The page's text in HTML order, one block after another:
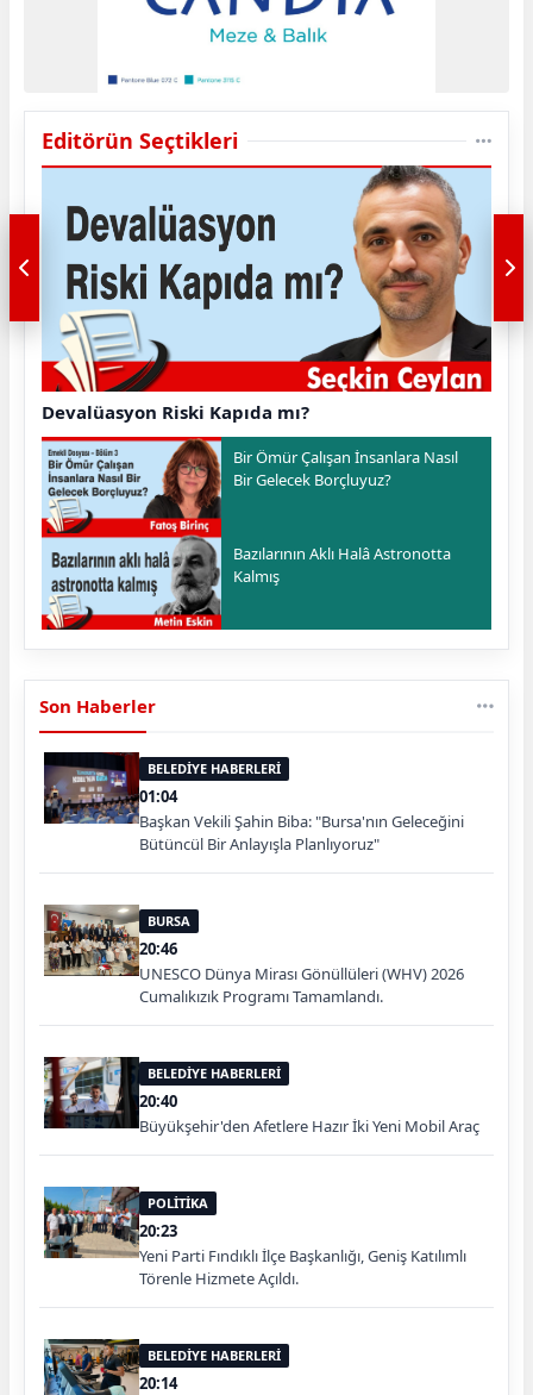
Editörün Seçtikleri
Devalüasyon Riski Kapıda mı?
Bir Ömür Çalışan İnsanlara Nasıl
Bir Gelecek Borçluyuz?
Bazılarının Aklı Halâ Astronotta
Kalmış
Son Haberler
BELEDİYE HABERLERİ
01:04
Başkan Vekili Şahin Biba: "Bursa'nın Geleceğini
Bütüncül Bir Anlayışla Planlıyoruz"
BURSA
20:46
UNESCO Dünya Mirası Gönüllüleri (WHV) 2026
Cumalıkızık Programı Tamamlandı.
BELEDİYE HABERLERİ
20:40
Büyükşehir'den Afetlere Hazır İki Yeni Mobil Araç
POLİTİKA
20:23
Yeni Parti Fındıklı İlçe Başkanlığı, Geniş Katılımlı
Törenle Hizmete Açıldı.
BELEDİYE HABERLERİ
20:14